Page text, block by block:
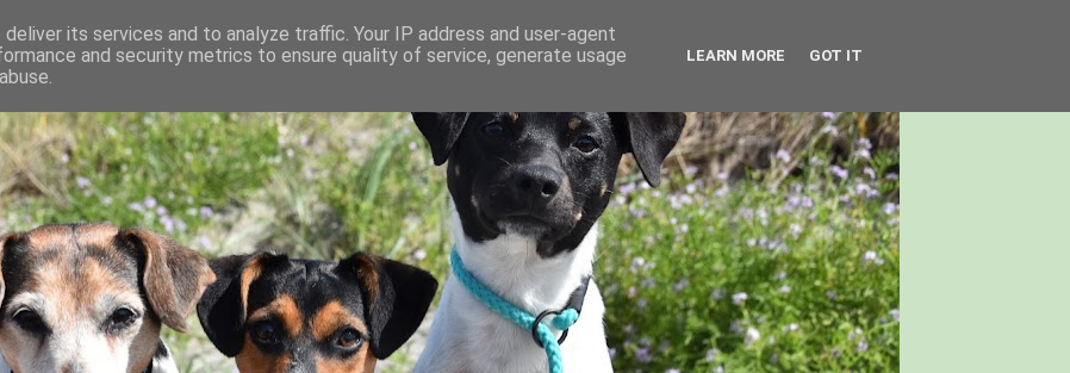
its services and to analyze traffic. Your IP address and user-agent
and security metrics to ensure quality of service, generate usage
LEARN MORE GOT IT